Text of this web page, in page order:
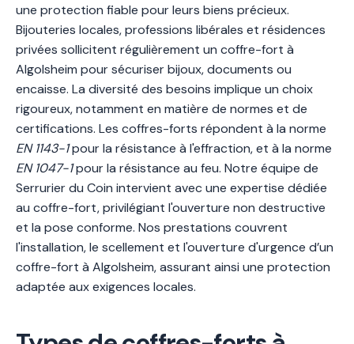
une protection fiable pour leurs biens précieux.
Bijouteries locales, professions libérales et résidences
privées sollicitent régulièrement un coffre-fort à
Algolsheim pour sécuriser bijoux, documents ou
encaisse. La diversité des besoins implique un choix
rigoureux, notamment en matière de normes et de
certifications. Les coffres-forts répondent à la norme
EN 1143-1pour la résistance à l'effraction, et à la norme
EN 1047-1pour la résistance au feu. Notre équipe de
Serrurier du Coin intervient avec une expertise dédiée
au coffre-fort, privilégiant l'ouverture non destructive
et la pose conforme. Nos prestations couvrent
l'installation, le scellement et l'ouverture d'urgence d’un
coffre-fort à Algolsheim, assurant ainsi une protection
adaptée aux exigences locales.